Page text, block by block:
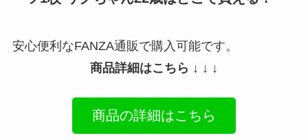
安心便利なFANZA通販で購入可能です。
商品詳細はこちら ↓ ↓ ↓
商品の詳細はこちら